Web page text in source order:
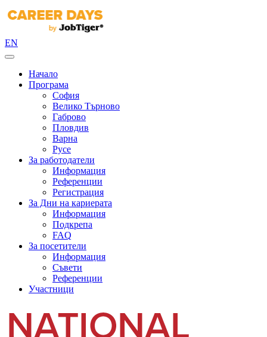
EN
Начало
Програма
София
Велико Търново
Габрово
Пловдив
Варна
Русе
За работодатели
Информация
Референции
Регистрация
За Дни на кариерата
Информация
Подкрепа
FAQ
За посетители
Информация
Съвети
Референции
Участници